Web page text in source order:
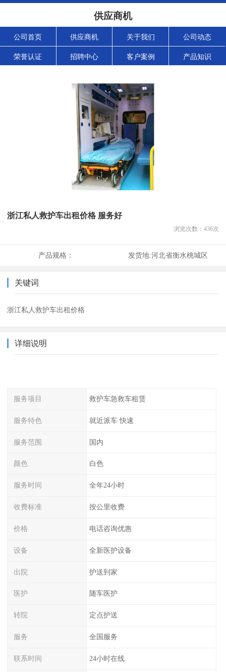
供应商机
公司首页 供应商机 关于我们 公司动态
荣誉认证 招聘中心 客户案例 产品知识
浙江私人救护车出租价格 服务好
浏览次数： 436次
产品规格： 发货地:河北省衡水桃城区
关键词
浙江私人救护车出租价格
详细说明
服务项目 救护车急救车租赁
服务特色 就近派车 快速
服务范围 国内
颜色 白色
服务时间 全年24小时
收费标准 按公里收费
价格 电话咨询优惠
设备 全新医护设备
出院 护送到家
医护 随车医护
转院 定点护送
服务 全国服务
联系时间 24小时在线